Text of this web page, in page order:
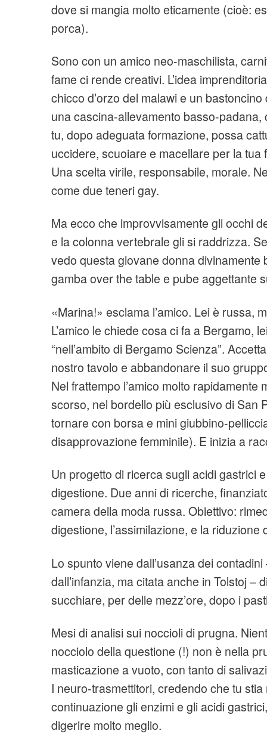
dove si mangia molto eticamente (cioè:
porca).
Sono con un amico neo-maschilista,
fame ci rende creativi. L’idea
chicco d’orzo del malawi e un
una cascina-allevamento basso-padana,
tu, dopo adeguata formazione, possa
uccidere, scuoiare e macellare per la tua
Una scelta virile, responsabile, morale.
come due teneri gay.
Ma ecco che improvvisamente gli occhi
e la colonna vertebrale gli si raddrizza.
vedo questa giovane donna divinamente
gamba over the table e pube aggettante
«Marina!» esclama l’amico. Lei è russa,
L’amico le chiede cosa ci fa a Bergamo,
“nell’ambito di Bergamo Scienza”.
nostro tavolo e abbandonare il suo
Nel frattempo l’amico molto rapidamente
scorso, nel bordello più esclusivo di San
tornare con borsa e mini giubbino-
disapprovazione femminile). E inizia a
Un progetto di ricerca sugli acidi gastrici
digestione. Due anni di ricerche,
camera della moda russa. Obiettivo:
digestione, l’assimilazione, e la riduzione
Lo spunto viene dall’usanza dei
dall’infanzia, ma citata anche in Tolstoj –
succhiare, per delle mezz’ore, dopo i
Mesi di analisi sui noccioli di prugna.
nocciolo della questione (!) non è nella
masticazione a vuoto, con tanto di
I neuro-trasmettitori, credendo che tu
continuazione gli enzimi e gli acidi
digerire molto meglio.